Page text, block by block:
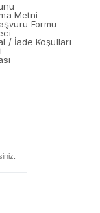
Metni
Formu
/ İade Koşulları